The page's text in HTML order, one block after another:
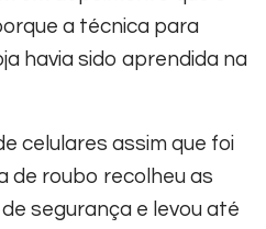
a técnica para
havia sido aprendida na
celulares assim que foi
de roubo recolheu as
segurança e levou até